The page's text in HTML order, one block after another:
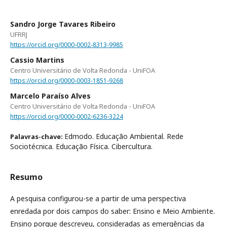
Sandro Jorge Tavares Ribeiro
UFRRJ
https://orcid.org/0000-0002-8313-9985
Cassio Martins
Centro Universitário de Volta Redonda - UniFOA
https://orcid.org/0000-0003-1851-9268
Marcelo Paraíso Alves
Centro Universitário de Volta Redonda - UniFOA
https://orcid.org/0000-0002-6236-3224
Palavras-chave: Edmodo. Educação Ambiental. Rede
Sociotécnica. Educação Física. Cibercultura.
Resumo
A pesquisa configurou-se a partir de uma perspectiva
enredada por dois campos do saber: Ensino e Meio Ambiente.
Ensino porque descreveu, consideradas as emergências da